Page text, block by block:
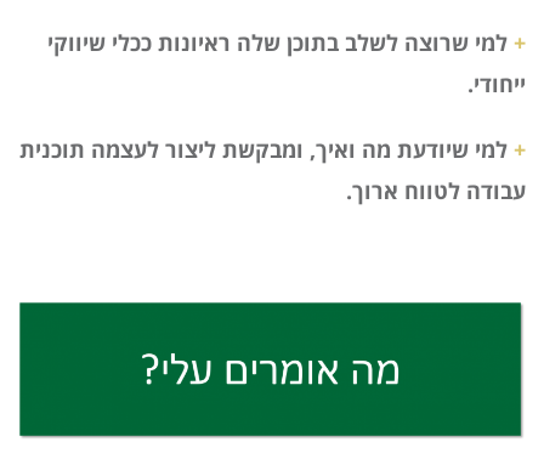
+ למי שרוצה לשלב בתוכן שלה ראיונות ככלי שיווקי
ייחודי.
+ למי שיודעת מה ואיך, ומבקשת ליצור לעצמה תוכנית
עבודה לטווח ארוך.